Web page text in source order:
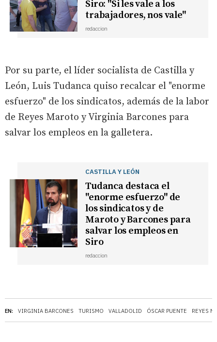
EN: VIRGINIA BARCONES TURISMO VALLADOLID ÓSCAR PUENTE REYES
Siro: "Si les vale a los
trabajadores, nos vale"
redaccion
Por su parte, el líder socialista de Castilla y
León, Luis Tudanca quiso recalcar el "enorme
esfuerzo" de los sindicatos, además de la labor
de Reyes Maroto y Virginia Barcones para
salvar los empleos en la galletera.
CASTILLA Y LEÓN
Tudanca destaca el
"enorme esfuerzo" de
los sindicatos y de
Maroto y Barcones para
salvar los empleos en
Siro
redaccion